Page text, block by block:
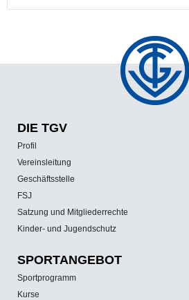
DIE TGV
Profil
Vereinsleitung
Geschäftsstelle
FSJ
Satzung und Mitgliederrechte
Kinder- und Jugendschutz
SPORT­ANGEBOT
Sportprogramm
Kurse